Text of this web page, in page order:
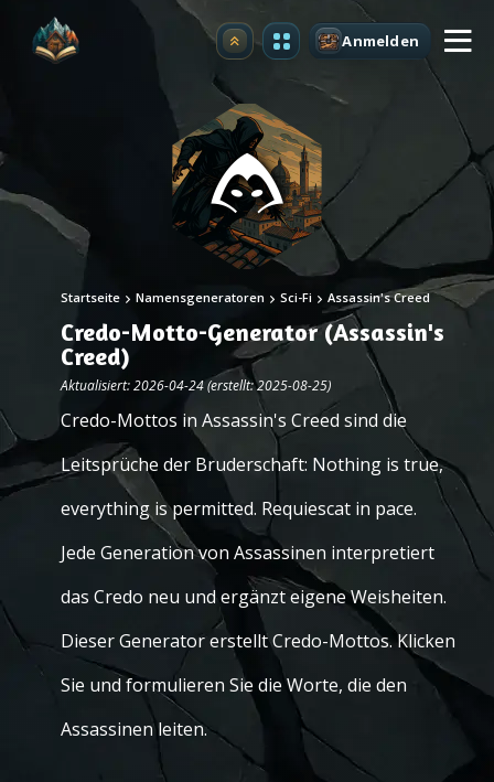
Upgrade Anmelden
Startseite Namensgeneratoren Sci-Fi Assassin's Creed
Credo-Motto-Generator (Assassin's
Creed)
Aktualisiert: 2026-04-24 (erstellt: 2025-08-25)
Credo-Mottos in Assassin's Creed sind die
Leitsprüche der Bruderschaft: Nothing is true,
everything is permitted. Requiescat in pace.
Jede Generation von Assassinen interpretiert
das Credo neu und ergänzt eigene Weisheiten.
Dieser Generator erstellt Credo-Mottos. Klicken
Sie und formulieren Sie die Worte, die den
Assassinen leiten.